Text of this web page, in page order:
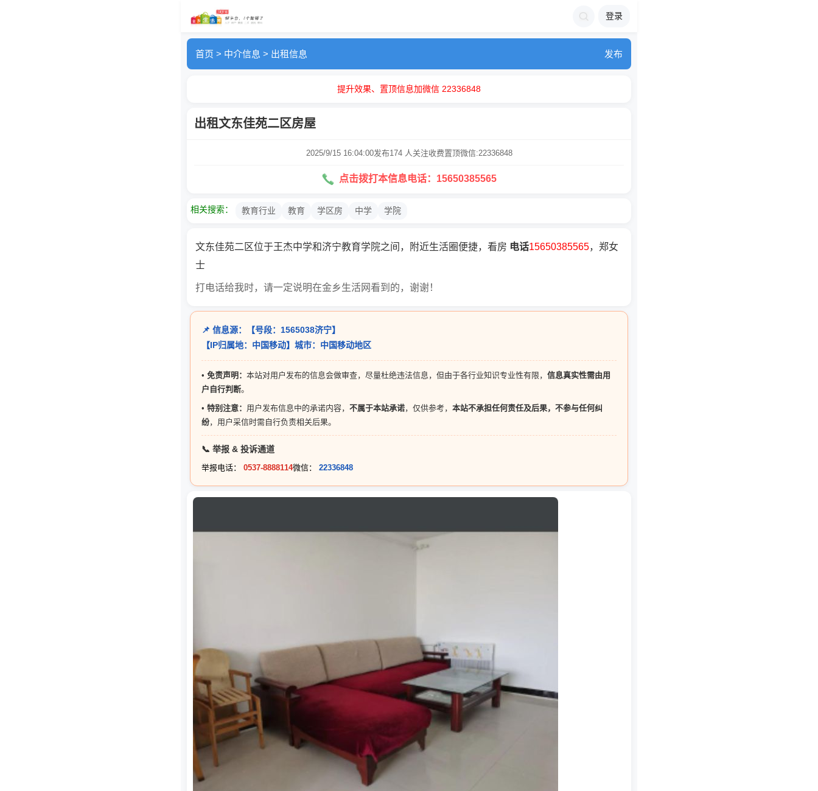
登录
首页 > 中介信息 > 出租信息 发布
提升效果、置顶信息加微信 22336848
出租文东佳苑二区房屋
2025/9/15 16:04:00发布174 人关注收费置顶微信:22336848
点击拨打本信息电话：15650385565
相关搜索： 教育行业 教育 学区房 中学 学院
文东佳苑二区位于王杰中学和济宁教育学院之间，附近生活圈便捷，看房 电话15650385565，郑女
士
打电话给我时，请一定说明在金乡生活网看到的，谢谢！
📌 信息源：【号段：1565038济宁】
【IP归属地：中国移动】城市：中国移动地区
• 免责声明： 本站对用户发布的信息会做审查，尽量杜绝违法信息，但由于各行业知识专业性有限， 信息真实性需由用
户自行判断。
• 特别注意： 用户发布信息中的承诺内容， 不属于本站承诺，仅供参考， 本站不承担任何责任及后果，不参与任何纠
纷，用户采信时需自行负责相关后果。
📞 举报 & 投诉通道
举报电话： 0537-8888114微信： 22336848